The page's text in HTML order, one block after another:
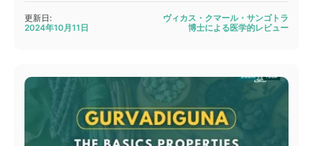
更新日:
2024年10月11日
ヴィカス・クマール・サンゴトラ
博士による医学的レビュー